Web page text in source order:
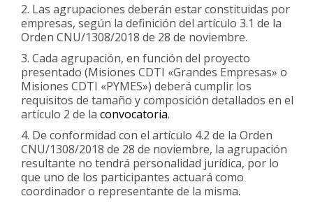
Las agrupaciones deberán estar constituidas por
empresas, según la definición del artículo 3.1 de la
Orden CNU/1308/2018 de 28 de noviembre.
Cada agrupación, en función del proyecto
presentado (Misiones CDTI «Grandes Empresas» o
Misiones CDTI «PYMES») deberá cumplir los
requisitos de tamaño y composición detallados en el
artículo 2 de la convocatoria.
De conformidad con el artículo 4.2 de la Orden
CNU/1308/2018 de 28 de noviembre, la agrupación
resultante no tendrá personalidad jurídica, por lo
que uno de los participantes actuará como
coordinador o representante de la misma.